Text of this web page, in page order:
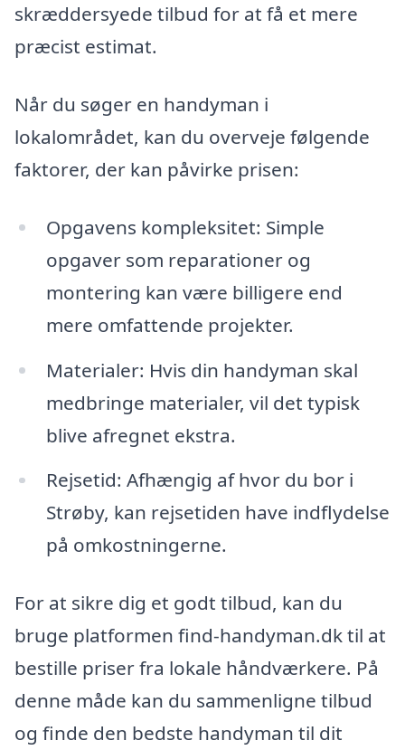
skræddersyede tilbud for at få et mere
præcist estimat.
Når du søger en handyman i
lokalområdet, kan du overveje følgende
faktorer, der kan påvirke prisen:
Opgavens kompleksitet: Simple
opgaver som reparationer og
montering kan være billigere end
mere omfattende projekter.
Materialer: Hvis din handyman skal
medbringe materialer, vil det typisk
blive afregnet ekstra.
Rejsetid: Afhængig af hvor du bor i
Strøby, kan rejsetiden have indflydelse
på omkostningerne.
For at sikre dig et godt tilbud, kan du
bruge platformen find-handyman.dk til at
bestille priser fra lokale håndværkere. På
denne måde kan du sammenligne tilbud
og finde den bedste handyman til dit